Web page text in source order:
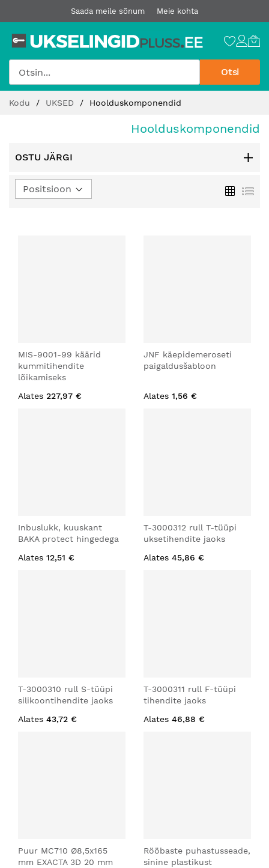
Saada meile sõnum Meie kohta
Otsi
sisu
Kodu UKSED Hoolduskomponendid
Hoolduskomponendid
OSTU JÄRGI
MIS-9001-99 käärid
kummitihendite
lõikamiseks
Alates 227,97 €
JNF käepidemeroseti
paigaldusšabloon
Alates 1,56 €
Inbuslukk, kuuskant
BAKA protect hingedega
Alates 12,51 €
T-3000312 rull T-tüüpi
uksetihendite jaoks
Alates 45,86 €
T-3000310 rull S-tüüpi
silikoontihendite jaoks
Alates 43,72 €
T-3000311 rull F-tüüpi
tihendite jaoks
Alates 46,88 €
Puur MC710 Ø8,5x165
mm EXACTA 3D 20 mm
Rööbaste puhastusseade,
sinine plastikust